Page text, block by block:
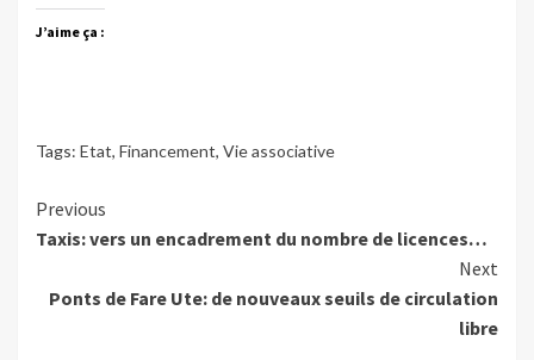
J’aime ça :
Tags: Etat, Financement, Vie associative
Continue
Reading
Previous
Taxis: vers un encadrement du nombre de licences…
Next
Ponts de Fare Ute: de nouveaux seuils de circulation
libre